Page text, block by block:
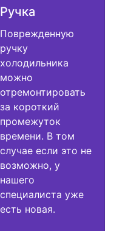
Ручка
Поврежденную
ручку
холодильника
можно
отремонтировать
за короткий
промежуток
времени. В том
случае если это не
возможно, у
нашего
специалиста уже
есть новая.